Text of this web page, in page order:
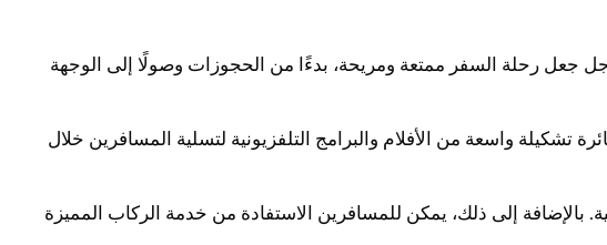
جعل رحلة السفر ممتعة ومريحة، بدءًا من الحجوزات وصولًا إلى الوجهة
واسعة من الأفلام والبرامج التلفزيونية لتسلية المسافرين خلال
بالإضافة إلى ذلك، يمكن للمسافرين الاستفادة من خدمة الركاب المميزة